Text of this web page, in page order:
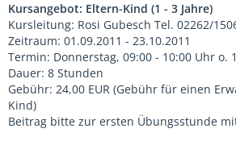
Kursangebot: Eltern-Kind (1 - 3 Jahre)
Kursleitung: Rosi Gubesch Tel. 02262/
Zeitraum: 01.09.2011 - 23.10.2011
Termin: Donnerstag, 09:00 - 10:00 Uhr o.
Dauer: 8 Stunden
Gebühr: 24,00 EUR (Gebühr für einen
Kind)
Beitrag bitte zur ersten Übungsstunde